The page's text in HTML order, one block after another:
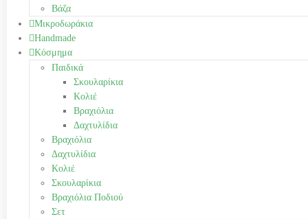
Βάζα
Μικροδωράκια
Handmade
Κόσμημα
Παιδικά
Σκουλαρίκια
Κολιέ
Βραχιόλια
Δαχτυλίδια
Βραχιόλια
Δαχτυλίδια
Κολιέ
Σκουλαρίκια
Βραχιόλια Ποδιού
Σετ